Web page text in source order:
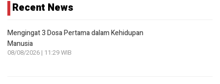
Recent News
Mengingat 3 Dosa Pertama dalam Kehidupan
Manusia
08/08/2026 | 11:29 WIB